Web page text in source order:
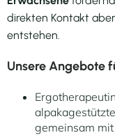
direkten Kontakt
entstehen.
Unsere Angebote
gemeinsam